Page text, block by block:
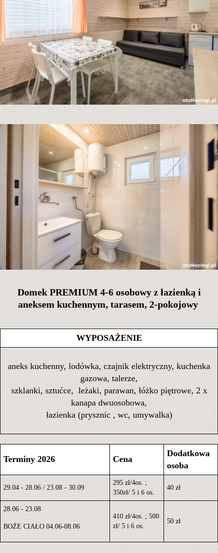
Domek PREMIUM 4-6 osobowy z łazienką i
aneksem kuchennym, tarasem, 2-pokojowy
WYPOSAŻENIE
aneks kuchenny, lodówka, czajnik elektryczny, kuchenka
gazowa, talerze,
szklanki, sztućce, leżaki, parawan, łóżko piętrowe, 2 x
kanapa dwuosobowa,
łazienka (prysznic , wc, umywalka)
Terminy 2026 Cena
Dodatkowa
osoba
29.04 - 28.06 / 23.08 - 30.09
295 zł/4os. ;
350zł/ 5 i 6 os.
40 zł
28.06 - 23.08
BOŻE CIAŁO 04.06-08.06
410 zł/4os. ; 500
zł/ 5 i 6 os.
50 zł